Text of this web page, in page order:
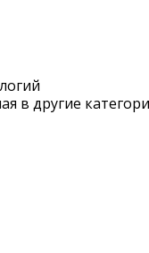
в другие